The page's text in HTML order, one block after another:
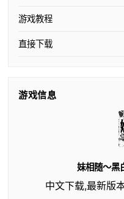
游戏教程
直接下载
游戏信息
妹相随～黑
中文下载,最新版